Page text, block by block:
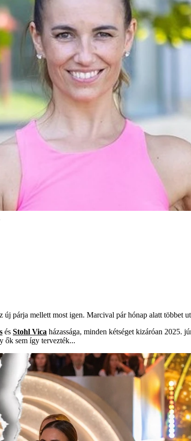
párja mellett most igen. Marcival pár hónap alatt többet
és Stohl Vica házassága, minden kétséget kizáróan 2025.
ők sem így tervezték...